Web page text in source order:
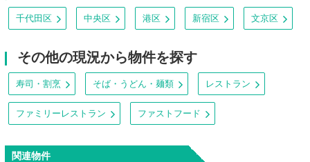
千代田区 中央区 港区 新宿区 文京区
その他の現況から物件を探す
寿司・割烹 そば・うどん・麺類 レストラン
ファミリーレストラン ファストフード
関連物件